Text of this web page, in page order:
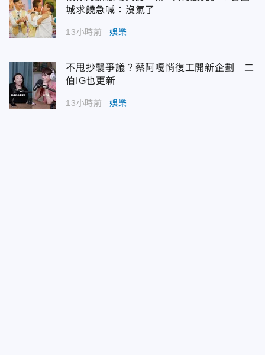
城求饒急喊：沒氣了
13小時前 娛樂
不甩抄襲爭議？蔡阿嘎悄復工開新企劃 二
伯IG也更新
13小時前 娛樂